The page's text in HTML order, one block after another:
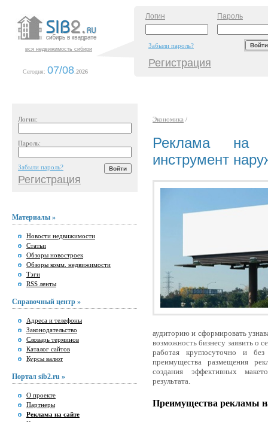
вся недвижимость сибири
Сегодня: 07/08 2026
Логин Пароль
Забыли пароль?
Регистрация
Логин:
Пароль:
Забыли пароль?
Регистрация
Материалы »
Новости недвижимости
Статьи
Обзоры новостроек
Обзоры комм. недвижимости
Тэги
RSS ленты
Справочный центр »
Адреса и телефоны
Законодательство
Словарь терминов
Каталог сайтов
Курсы валют
Портал sib2.ru »
О проекте
Партнеры
Реклама на сайте
Экономика /
Реклама на
инструмент
аудиторию и сформировать
возможность бизнесу заявить о
работая круглосуточно и
преимущества размещения
создания эффективных
результата.
Преимущества рекламы